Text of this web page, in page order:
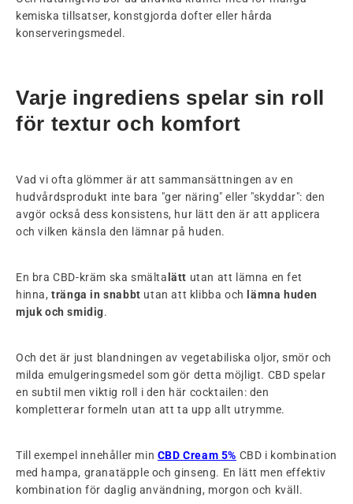
kemiska tillsatser, konstgjorda dofter eller hårda
konserveringsmedel.
Varje ingrediens spelar sin roll
för textur och komfort
Vad vi ofta glömmer är att sammansättningen av en
hudvårdsprodukt inte bara "ger näring" eller "skyddar": den
avgör också dess konsistens, hur lätt den är att applicera
och vilken känsla den lämnar på huden.
En bra CBD-kräm ska smälta lätt utan att lämna en fet
hinna,tränga in snabbt utan att klibba och
lämna huden
mjuk och smidig.
Och det är just blandningen av vegetabiliska oljor, smör och
milda emulgeringsmedel som gör detta möjligt. CBD spelar
en subtil men viktig roll i den här cocktailen: den
kompletterar formeln utan att ta upp allt utrymme.
Till exempel innehåller min CBD Cream 5% CBD i kombination
med hampa, granatäpple och ginseng. En lätt men effektiv
kombination för daglig användning, morgon och kväll.